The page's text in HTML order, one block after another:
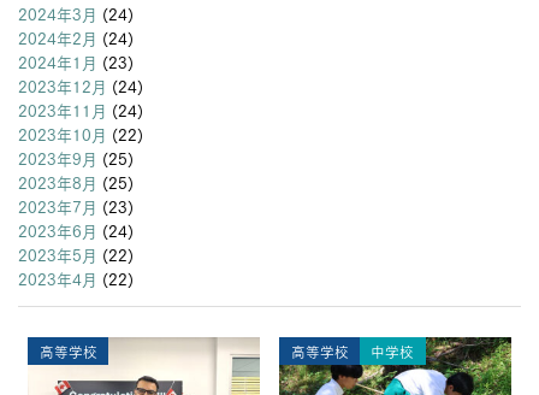
2024年3月 (24)
2024年2月 (24)
2024年1月 (23)
2023年12月 (24)
2023年11月 (24)
2023年10月 (22)
2023年9月 (25)
2023年8月 (25)
2023年7月 (23)
2023年6月 (24)
2023年5月 (22)
2023年4月 (22)
高等学校 高等学校 中学校